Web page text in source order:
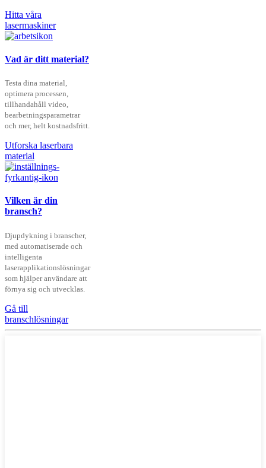
Hitta våra
lasermaskiner
Vad är ditt material?
Testa dina material,
optimera processen,
tillhandahåll video,
bearbetningsparametrar
och mer, helt kostnadsfritt.
Utforska laserbara
material
Vilken är din
bransch?
Djupdykning i branscher,
med automatiserade och
intelligenta
laserapplikationslösningar
som hjälper användare att
förnya sig och utvecklas.
Gå till
branschlösningar